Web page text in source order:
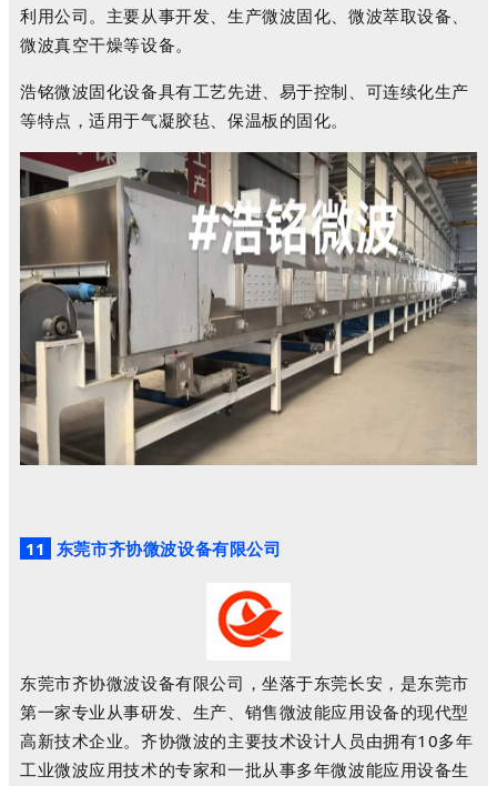
利用公司。主要从事开发、生产微波固化、微波萃取设备、
微波真空干燥等设备。
浩铭微波固化设备具有工艺先进、易于控制、可连续化生产
等特点，适用于气凝胶毡、保温板的固化。
11 东莞市齐协微波设备有限公司
东莞市齐协微波设备有限公司，坐落于东莞长安，是东莞市
第一家专业从事研发、生产、销售微波能应用设备的现代型
高新技术企业。齐协微波的主要技术设计人员由拥有10多年
工业微波应用技术的专家和一批从事多年微波能应用设备生